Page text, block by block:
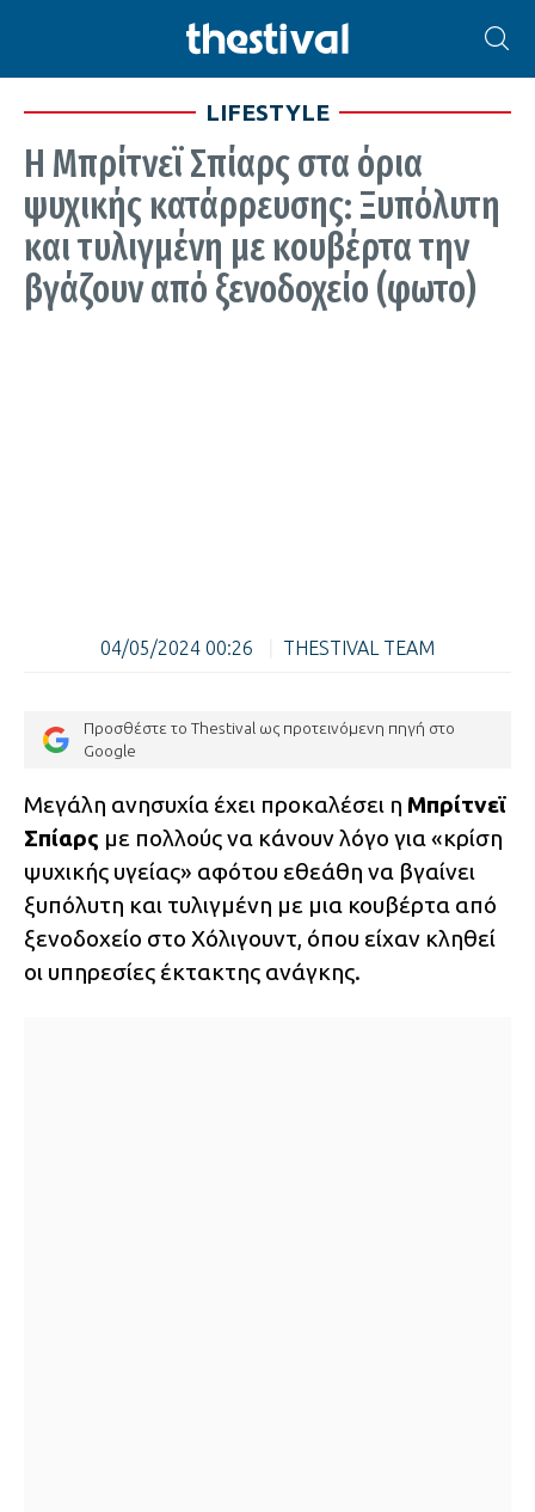
LIFESTYLE
Η Μπρίτνεϊ Σπίαρς στα όρια
ψυχικής κατάρρευσης: Ξυπόλυτη
και τυλιγμένη με κουβέρτα την
βγάζουν από ξενοδοχείο (φωτο)
04/05/2024 00:26 THESTIVAL TEAM
Προσθέστε το Thestival ως προτεινόμενη πηγή στο
Google
Μεγάλη ανησυχία έχει προκαλέσει η Μπρίτνεϊ
Σπίαρς με πολλούς να κάνουν λόγο για «κρίση
ψυχικής υγείας» αφότου εθεάθη να βγαίνει
ξυπόλυτη και τυλιγμένη με μια κουβέρτα από
ξενοδοχείο στο Χόλιγουντ, όπου είχαν κληθεί
οι υπηρεσίες έκτακτης ανάγκης.